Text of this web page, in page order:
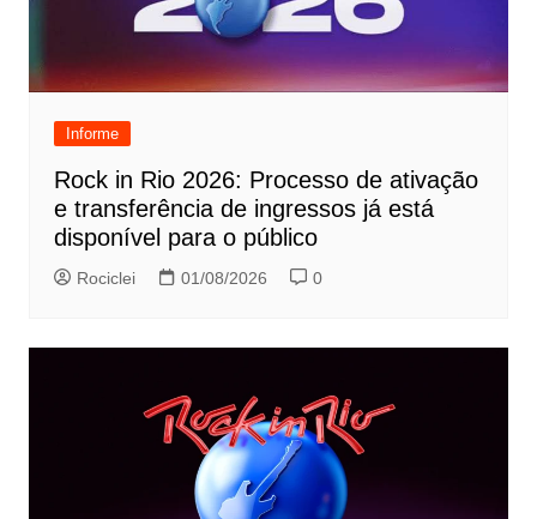
Informe
Rock in Rio 2026: Processo de ativação
e transferência de ingressos já está
disponível para o público
Rociclei 01/08/2026 0